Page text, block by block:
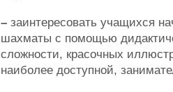
– заинтересовать учащихся
шахматы с помощью
сложности, красочных
наиболее доступной,